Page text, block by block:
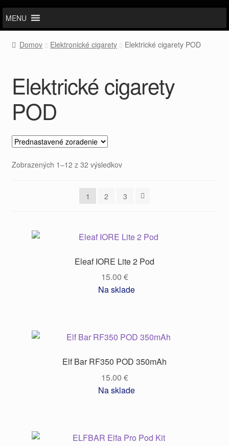
MENU
Domov Elektronické cigarety Elektrické cigarety POD
Elektrické cigarety
POD
Zobrazených 1–12 z 32 výsledkov
1 2 3
Eleaf IORE Lite 2 Pod
15.00 €
Na sklade
Elf Bar RF350 POD 350mAh
15.00 €
Na sklade